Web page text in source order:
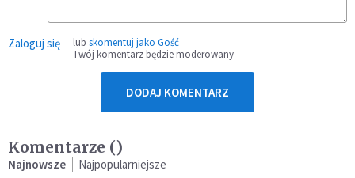
Zaloguj się lub skomentuj jako Gość
Twój komentarz będzie moderowany
DODAJ KOMENTARZ
Komentarze ()
Najnowsze Najpopularniejsze